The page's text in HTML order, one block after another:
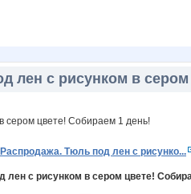
лен с рисунком в
Распродажа. Тюль под лен с рисунко...
лен с рисунком в сером цвете!